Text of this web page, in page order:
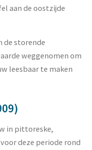
aan de oostzijde
de storende
weggenomen om
leesbaar te maken
in pittoreske,
deze periode rond